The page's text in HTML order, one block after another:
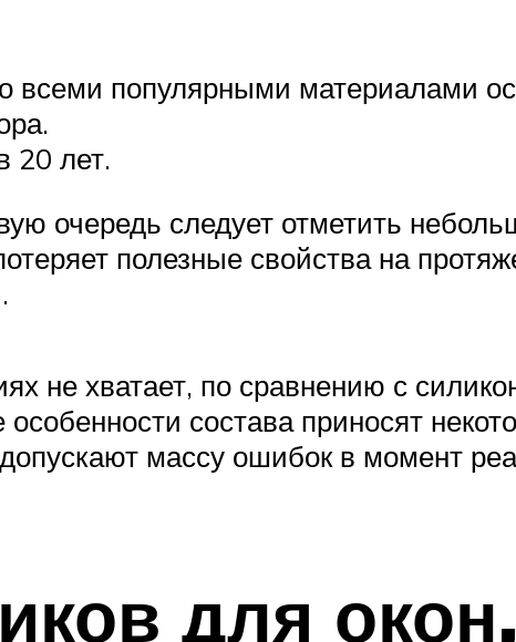
всеми популярными материалами
20 лет.
очередь следует отметить
полезные свойства на
не хватает, по сравнению с
состава приносят
массу ошибок в момент
для